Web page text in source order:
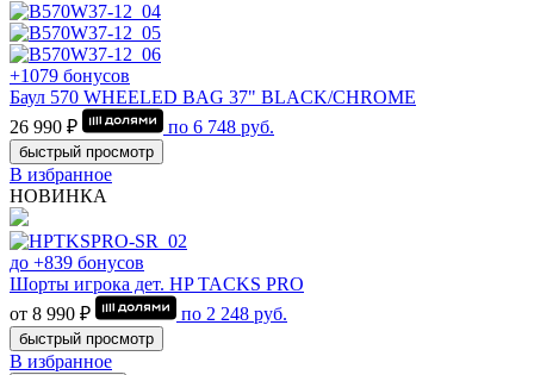
+1079 бонусов
Баул 570 WHEELED BAG 37" BLACK/CHROME
26 990 ₽
по 6 748 руб.
быстрый просмотр
В избранное
НОВИНКА
до +839 бонусов
Шорты игрока дет. HP TACKS PRO
от 8 990 ₽
по 2 248 руб.
быстрый просмотр
В избранное